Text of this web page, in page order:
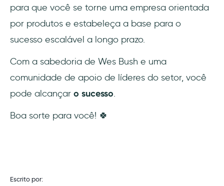
para que você se torne uma empresa orientada
por produtos e estabeleça a base para o
sucesso escalável a longo prazo.
Com a sabedoria de Wes Bush e uma
comunidade de apoio de líderes do setor, você
pode alcançar o sucesso.
Boa sorte para você! 🍀
Escrito por: